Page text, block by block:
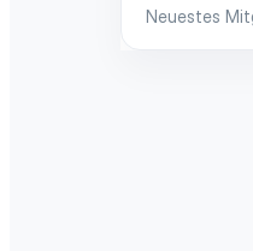
Neuestes